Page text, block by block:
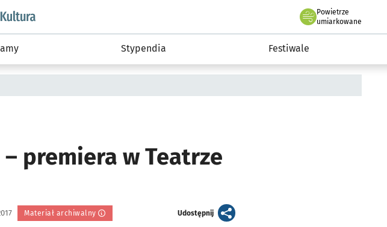
wroclaw.pl podserwis: Kultura
Powietrze
we Wrocławiu
umiarkowane
Stypendia Festiwale
premiera w Teatrze
Materiał archiwalny Udostępnijartykuł